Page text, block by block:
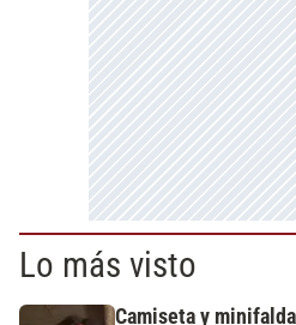
Lo más visto
Camiseta y